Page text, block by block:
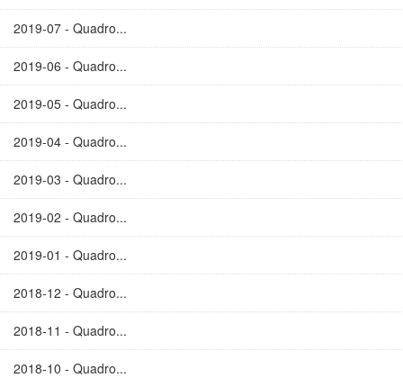
2019-07 - Quadro...
2019-06 - Quadro...
2019-05 - Quadro...
2019-04 - Quadro...
2019-03 - Quadro...
2019-02 - Quadro...
2019-01 - Quadro...
2018-12 - Quadro...
2018-11 - Quadro...
2018-10 - Quadro...